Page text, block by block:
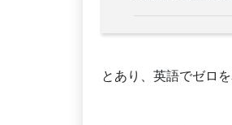
とあり、英語でゼロ